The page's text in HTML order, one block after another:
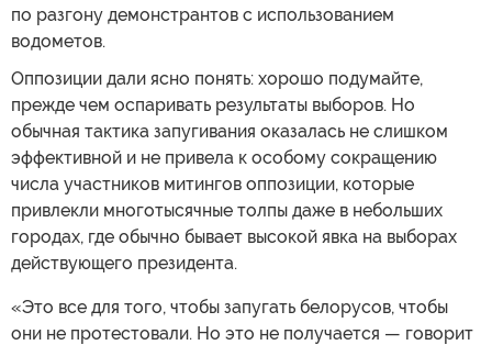
по разгону демонстрантов с использованием
водометов.
Оппозиции дали ясно понять: хорошо подумайте,
прежде чем оспаривать результаты выборов. Но
обычная тактика запугивания оказалась не слишком
эффективной и не привела к особому сокращению
числа участников митингов оппозиции, которые
привлекли многотысячные толпы даже в небольших
городах, где обычно бывает высокой явка на выборах
действующего президента.
«Это все для того, чтобы запугать белорусов, чтобы
они не протестовали. Но это не получается — говорит